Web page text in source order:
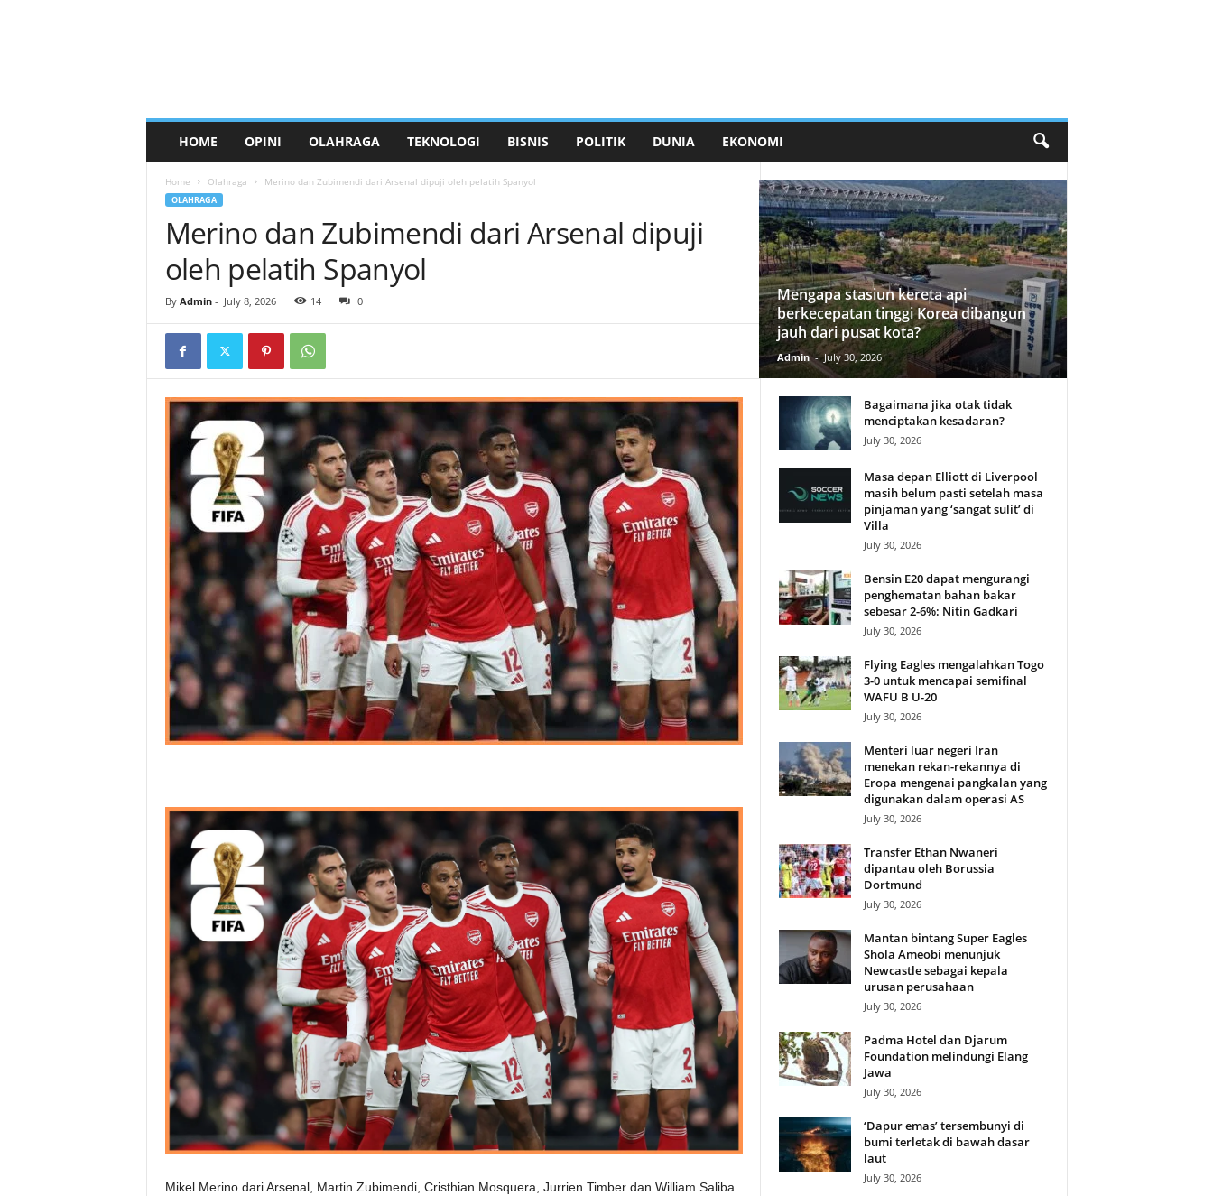
HOME OPINI OLAHRAGA TEKNOLOGI BISNIS POLITIK DUNIA EKONOMI
Home Olahraga Merino dan Zubimendi dari Arsenal dipuji oleh pelatih Spanyol
OLAHRAGA
Merino dan Zubimendi dari Arsenal dipuji
oleh pelatih Spanyol
By Admin- July 8, 2026 14 0
Mikel Merino dari Arsenal, Martin Zubimendi, Cristhian Mosquera, Jurrien Timber dan William Saliba
Mengapa stasiun kereta api
berkecepatan tinggi Korea dibangun
jauh dari pusat kota?
Admin - July 30, 2026
Bagaimana jika otak tidak
menciptakan kesadaran?
July 30, 2026
Masa depan Elliott di Liverpool
masih belum pasti setelah masa
pinjaman yang ‘sangat sulit’ di
Villa
July 30, 2026
Bensin E20 dapat mengurangi
penghematan bahan bakar
sebesar 2-6%: Nitin Gadkari
July 30, 2026
Flying Eagles mengalahkan Togo
3-0 untuk mencapai semifinal
WAFU B U-20
July 30, 2026
Menteri luar negeri Iran
menekan rekan-rekannya di
Eropa mengenai pangkalan yang
digunakan dalam operasi AS
July 30, 2026
Transfer Ethan Nwaneri
dipantau oleh Borussia
Dortmund
July 30, 2026
Mantan bintang Super Eagles
Shola Ameobi menunjuk
Newcastle sebagai kepala
urusan perusahaan
July 30, 2026
Padma Hotel dan Djarum
Foundation melindungi Elang
Jawa
July 30, 2026
‘Dapur emas’ tersembunyi di
bumi terletak di bawah dasar
laut
July 30, 2026